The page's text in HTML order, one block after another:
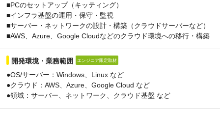
■PCのセットアップ（キッティング）
■インフラ基盤の運用・保守・監視
■サーバー・ネットワークの設計・構築（クラウドサーバーなど）
■AWS、Azure、Google Cloudなどのクラウド環境への移行・構築
開発環境・業務範囲 エンジニア限定取材
●OS/サーバー：Windows、Linux など
●クラウド：AWS、Azure、Google Cloud など
●領域：サーバー、ネットワーク、クラウド基盤 など